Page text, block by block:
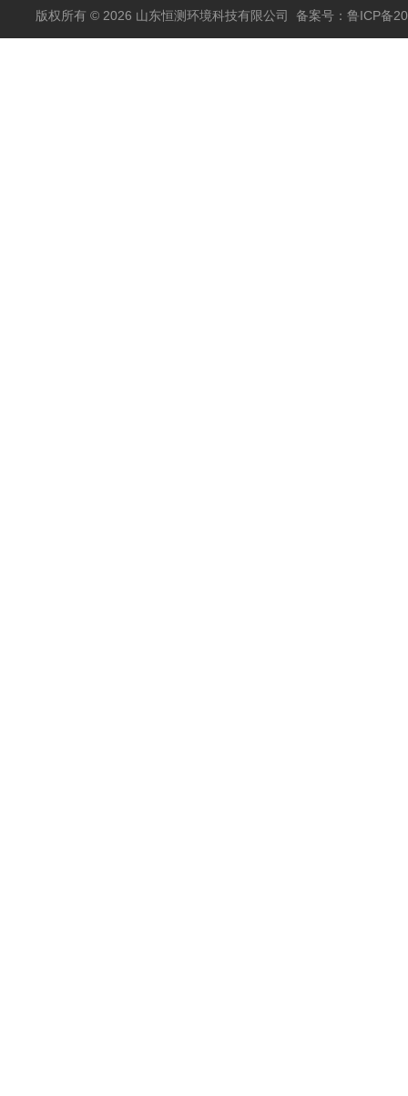
版权所有 © 2026 山东恒测环境科技有限公司 备案号：鲁ICP备